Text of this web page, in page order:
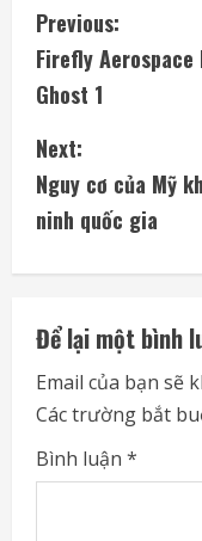
C
o
n
t
i
n
u
e
R
e
Previous:
Firefly
Ghost 1
Next:
Nguy cơ của Mỹ
ninh quốc gia
Để lại một bình
Email của bạn sẽ
Các trường bắt
Bình luận *